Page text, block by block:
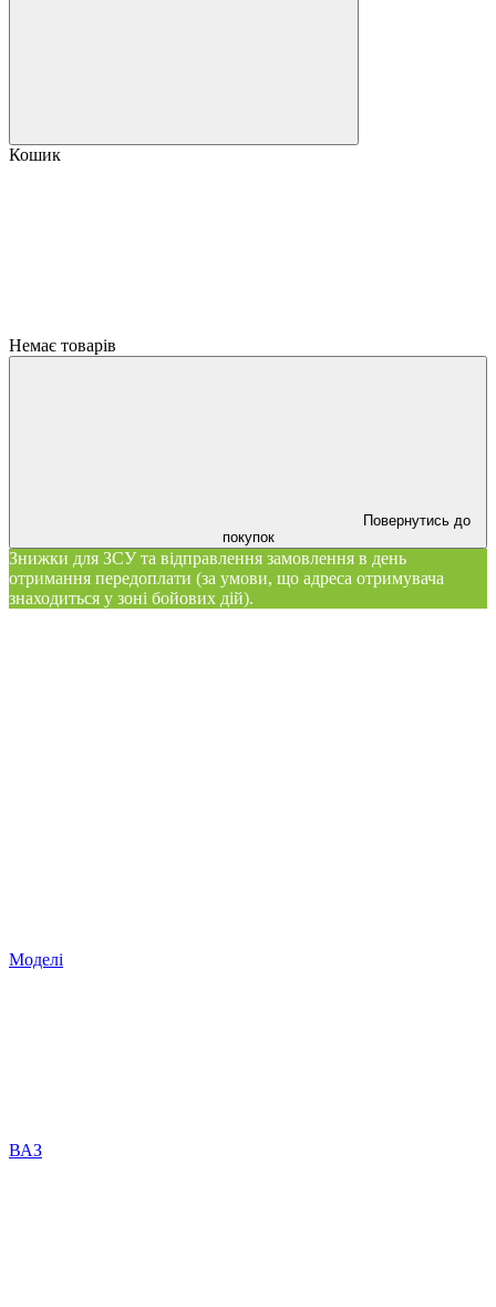
Кошик
Немає товарів
Повернутись до
покупок
Знижки для ЗСУ та відправлення замовлення в день
отримання передоплати (за умови, що адреса отримувача
знаходиться у зоні бойових дій).
Моделі
ВАЗ